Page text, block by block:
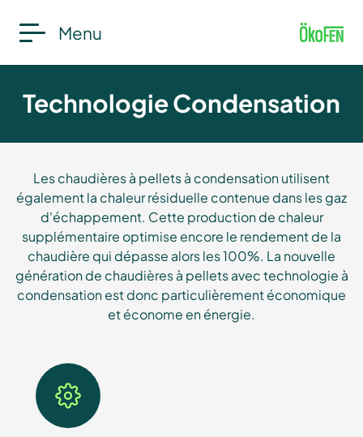
Menu
Technologie Condensation
Les chaudières à pellets à condensation utilisent
également la chaleur résiduelle contenue dans les gaz
d'échappement. Cette production de chaleur
supplémentaire optimise encore le rendement de la
chaudière qui dépasse alors les 100%. La nouvelle
génération de chaudières à pellets avec technologie à
condensation est donc particulièrement économique
et économe en énergie.